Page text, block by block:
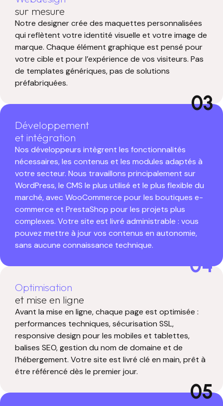
sur mesure
Notre designer crée des maquettes personnalisées
qui reflètent votre identité visuelle et votre image de
marque. Chaque élément graphique est pensé pour
votre cible et pour l’expérience de vos visiteurs. Pas
de templates génériques, pas de solutions
préfabriquées.
03
Développement
et intégration
Nos développeurs intègrent les fonctionnalités
nécessaires, les contenus et les modules adaptés à
votre secteur. Nous travaillons principalement sur
WordPress, le CMS le plus utilisé et le plus flexible du
marché, avec WooCommerce pour les boutiques e-
commerce et PrestaShop pour les projets plus
complexes. Votre site est livré administrable : vous
pouvez mettre à jour vos contenus en autonomie,
sans aucune connaissance technique.
04
Optimisation
et mise en ligne
Avant la mise en ligne, chaque page est optimisée :
performances techniques, sécurisation SSL,
responsive design pour les mobiles et tablettes,
balises SEO, gestion du nom de domaine et de
l’hébergement. Votre site est livré clé en main, prêt à
être référencé dès le premier jour.
05